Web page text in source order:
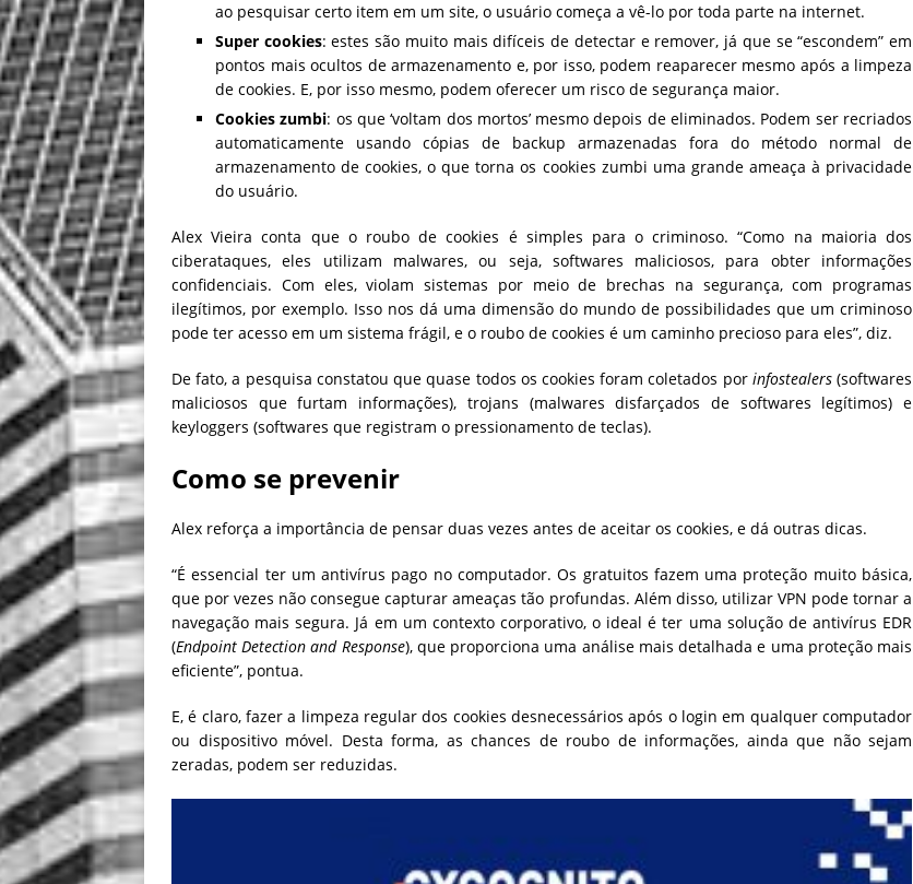
ao pesquisar certo item em um site, o usuário começa a vê-lo por toda parte na internet.
Super cookies: estes são muito mais difíceis de detectar e remover, já que se “escondem” em
pontos mais ocultos de armazenamento e, por isso, podem reaparecer mesmo após a limpeza
de cookies. E, por isso mesmo, podem oferecer um risco de segurança maior.
Cookies zumbi: os que ‘voltam dos mortos’ mesmo depois de eliminados. Podem ser recriados
automaticamente usando cópias de backup armazenadas fora do método normal de
armazenamento de cookies, o que torna os cookies zumbi uma grande ameaça à privacidade
do usuário.
Alex Vieira conta que o roubo de cookies é simples para o criminoso. “Como na maioria dos
ciberataques, eles utilizam malwares, ou seja, softwares maliciosos, para obter informações
confidenciais. Com eles, violam sistemas por meio de brechas na segurança, com programas
ilegítimos, por exemplo. Isso nos dá uma dimensão do mundo de possibilidades que um criminoso
pode ter acesso em um sistema frágil, e o roubo de cookies é um caminho precioso para eles”, diz.
De fato, a pesquisa constatou que quase todos os cookies foram coletados por infostealers(softwares
maliciosos que furtam informações), trojans (malwares disfarçados de softwares legítimos) e
keyloggers (softwares que registram o pressionamento de teclas).
Como se prevenir
Alex reforça a importância de pensar duas vezes antes de aceitar os cookies, e dá outras dicas.
“É essencial ter um antivírus pago no computador. Os gratuitos fazem uma proteção muito básica,
que por vezes não consegue capturar ameaças tão profundas. Além disso, utilizar VPN pode tornar a
navegação mais segura. Já em um contexto corporativo, o ideal é ter uma solução de antivírus EDR
(Endpoint Detection and Response), que proporciona uma análise mais detalhada e uma proteção mais
eficiente”, pontua.
E, é claro, fazer a limpeza regular dos cookies desnecessários após o login em qualquer computador
ou dispositivo móvel. Desta forma, as chances de roubo de informações, ainda que não sejam
zeradas, podem ser reduzidas.